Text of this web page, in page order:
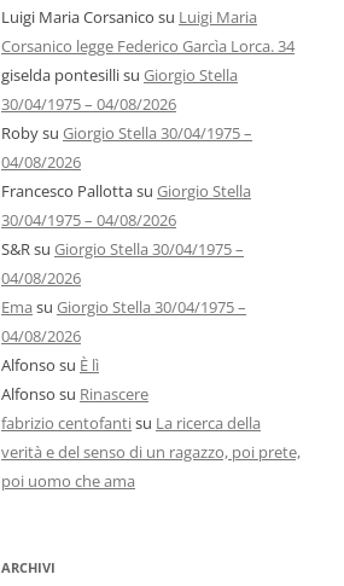
Luigi Maria Corsanico su Luigi Maria
Corsanico legge Federico Garcìa Lorca. 34
giselda pontesillisu Giorgio Stella
30/04/1975 – 04/08/2026
Robysu Giorgio Stella 30/04/1975 –
04/08/2026
Francesco Pallottasu Giorgio Stella
30/04/1975 – 04/08/2026
S&Rsu Giorgio Stella 30/04/1975 –
04/08/2026
Ema su Giorgio Stella 30/04/1975 –
04/08/2026
Alfonso su È lì
Alfonso su Rinascere
fabrizio centofantisu La ricerca della
verità e del senso di un ragazzo, poi prete,
poi uomo che ama
ARCHIVI